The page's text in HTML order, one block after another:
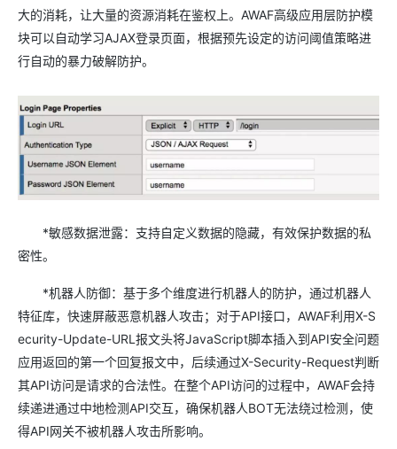
大的消耗，让大量的资源消耗在鉴权上。AWAF高级应用层防护模
块可以自动学习AJAX登录页面，根据预先设定的访问阈值策略进
行自动的暴力破解防护。
*敏感数据泄露：支持自定义数据的隐藏，有效保护数据的私
密性。
*机器人防御：基于多个维度进行机器人的防护，通过机器人
特征库，快速屏蔽恶意机器人攻击；对于API接口，AWAF利用X-S
ecurity-Update-URL报文头将JavaScript脚本插入到API安全问题
应用返回的第一个回复报文中，后续通过X-Security-Request判断
其API访问是请求的合法性。在整个API访问的过程中，AWAF会持
续递进通过中地检测API交互，确保机器人BOT无法绕过检测，使
得API网关不被机器人攻击所影响。